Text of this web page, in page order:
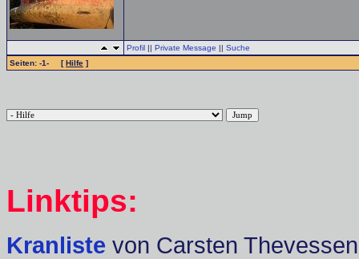
Profil || Private Message || Suche
Seiten: -1- [Hilfe ]
Linktips:
Kranliste von Carsten Thevessen